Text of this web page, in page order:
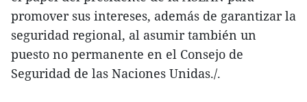
promover sus intereses, además de garantizar la
seguridad regional, al asumir también un
puesto no permanente en el Consejo de
Seguridad de las Naciones Unidas./.